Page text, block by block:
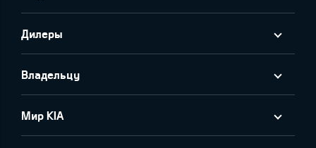
Дилеры
Владельцу
Мир KIA